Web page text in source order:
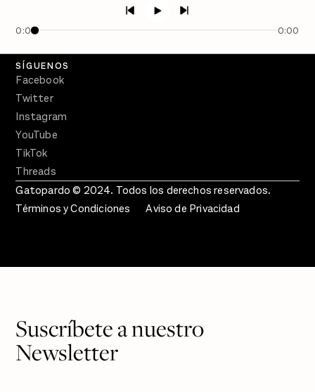
0:00 0:00
Crecer en Distopía
SÍGUENOS
Facebook
Twitter
Instagram
YouTube
TikTok
Threads
Gatopardo © 2024. Todos los derechos reservados.
Términos y Condiciones
Aviso de Privacidad
Suscríbete a nuestro
Newsletter